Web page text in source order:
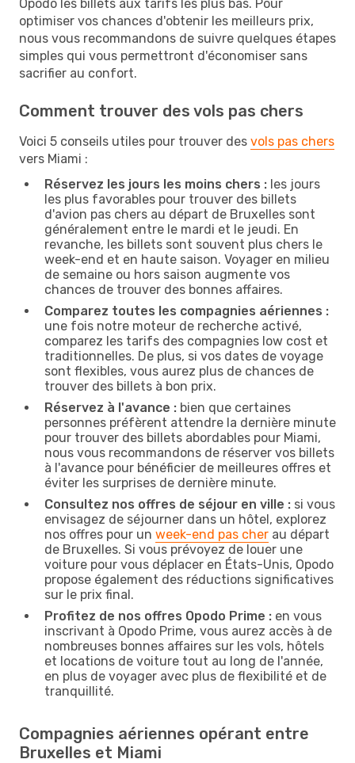
Opodo les billets aux tarifs les plus bas. Pour
optimiser vos chances d'obtenir les meilleurs prix,
nous vous recommandons de suivre quelques étapes
simples qui vous permettront d'économiser sans
sacrifier au confort.
Comment trouver des vols pas chers
Voici 5 conseils utiles pour trouver des vols pas chers
vers Miami :
Réservez les jours les moins chers : les jours
les plus favorables pour trouver des billets
d'avion pas chers au départ de Bruxelles sont
généralement entre le mardi et le jeudi. En
revanche, les billets sont souvent plus chers le
week-end et en haute saison. Voyager en milieu
de semaine ou hors saison augmente vos
chances de trouver des bonnes affaires.
Comparez toutes les compagnies aériennes :
une fois notre moteur de recherche activé,
comparez les tarifs des compagnies low cost et
traditionnelles. De plus, si vos dates de voyage
sont flexibles, vous aurez plus de chances de
trouver des billets à bon prix.
Réservez à l'avance : bien que certaines
personnes préfèrent attendre la dernière minute
pour trouver des billets abordables pour Miami,
nous vous recommandons de réserver vos billets
à l'avance pour bénéficier de meilleures offres et
éviter les surprises de dernière minute.
Consultez nos offres de séjour en ville : si vous
envisagez de séjourner dans un hôtel, explorez
nos offres pour un week-end pas cher au départ
de Bruxelles. Si vous prévoyez de louer une
voiture pour vous déplacer en États-Unis, Opodo
propose également des réductions significatives
sur le prix final.
Profitez de nos offres Opodo Prime : en vous
inscrivant à Opodo Prime, vous aurez accès à de
nombreuses bonnes affaires sur les vols, hôtels
et locations de voiture tout au long de l'année,
en plus de voyager avec plus de flexibilité et de
tranquillité.
Compagnies aériennes opérant entre
Bruxelles et Miami